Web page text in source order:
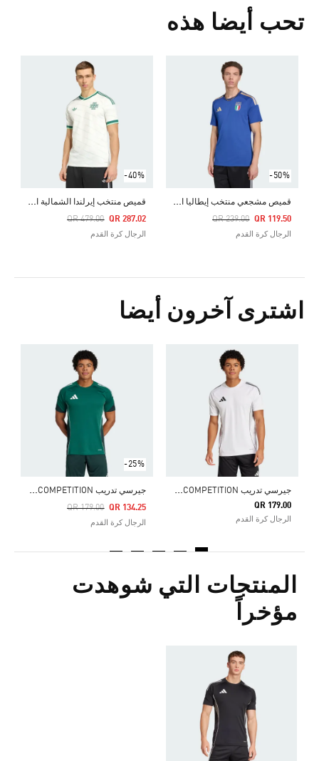
تحب أيضا هذه
-50%
ق
ميص مشجعي منتخب إيطاليا الأساسي لعام 2026
Price Reduced From
QR 239.00
To QR 119.50
الرجال كرة القدم
-40%
ق
ميص منتخب إيرلندا الشمالية الاحتياطي لعام 2026
Price Reduced From
QR 479.00
To QR 287.02
الرجال كرة القدم
اشترى آخرون أيضا
ج
يرسي تدريب TIRO 25 COMPETITION
QR 179.00
الرجال كرة القدم
-25%
ج
يرسي تدريب TIRO 25 COMPETITION
Price Reduced From
QR 179.00
To QR 134.25
الرجال كرة القدم
Price Reduced From
المنتجات التي شوهدت
مؤخراً